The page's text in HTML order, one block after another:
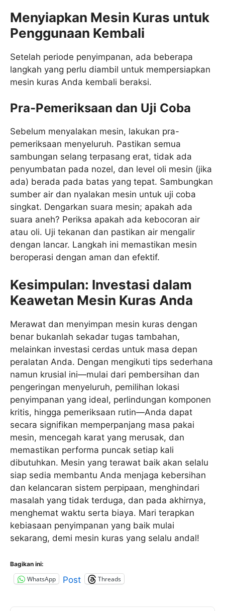
Menyiapkan Mesin Kuras untuk
Penggunaan Kembali
Setelah periode penyimpanan, ada beberapa
langkah yang perlu diambil untuk mempersiapkan
mesin kuras Anda kembali beraksi.
Pra-Pemeriksaan dan Uji Coba
Sebelum menyalakan mesin, lakukan pra-
pemeriksaan menyeluruh. Pastikan semua
sambungan selang terpasang erat, tidak ada
penyumbatan pada nozel, dan level oli mesin (jika
ada) berada pada batas yang tepat. Sambungkan
sumber air dan nyalakan mesin untuk uji coba
singkat. Dengarkan suara mesin; apakah ada
suara aneh? Periksa apakah ada kebocoran air
atau oli. Uji tekanan dan pastikan air mengalir
dengan lancar. Langkah ini memastikan mesin
beroperasi dengan aman dan efektif.
Kesimpulan: Investasi dalam
Keawetan Mesin Kuras Anda
Merawat dan menyimpan mesin kuras dengan
benar bukanlah sekadar tugas tambahan,
melainkan investasi cerdas untuk masa depan
peralatan Anda. Dengan mengikuti tips sederhana
namun krusial ini—mulai dari pembersihan dan
pengeringan menyeluruh, pemilihan lokasi
penyimpanan yang ideal, perlindungan komponen
kritis, hingga pemeriksaan rutin—Anda dapat
secara signifikan memperpanjang masa pakai
mesin, mencegah karat yang merusak, dan
memastikan performa puncak setiap kali
dibutuhkan. Mesin yang terawat baik akan selalu
siap sedia membantu Anda menjaga kebersihan
dan kelancaran sistem perpipaan, menghindari
masalah yang tidak terduga, dan pada akhirnya,
menghemat waktu serta biaya. Mari terapkan
kebiasaan penyimpanan yang baik mulai
sekarang, demi mesin kuras yang selalu andal!
Bagikan ini:
WhatsApp Post Threads